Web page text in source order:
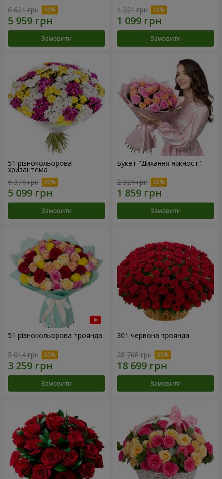
6 621 грн
Замовити
1 221 грн
Замовити
51 різнокольорова
хризантема
6 374 грн
Замовити
Букет "Дихання ніжності"
2 324 грн
Замовити
51 різнокольорова троянда
5 014 грн
Замовити
301 червона троянда
28 768 грн
Замовити